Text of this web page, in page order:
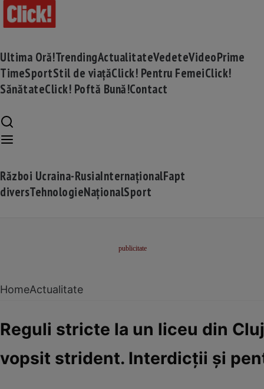
Ultima Oră!TrendingActualitateVedeteVideoPrime
TimeSportStil de viațăClick! Pentru FemeiClick!
SănătateClick! Poftă Bună!Contact
Război Ucraina-RusiaInternaționalFapt
diversTehnologieNaționalSport
HomeActualitate
Reguli stricte la un liceu din
vopsit strident. Interdicții și